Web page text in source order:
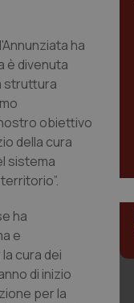
ha
è divenuta
struttura
obiettivo
della cura
sistema
ha
e
cura dei
di inizio
per la